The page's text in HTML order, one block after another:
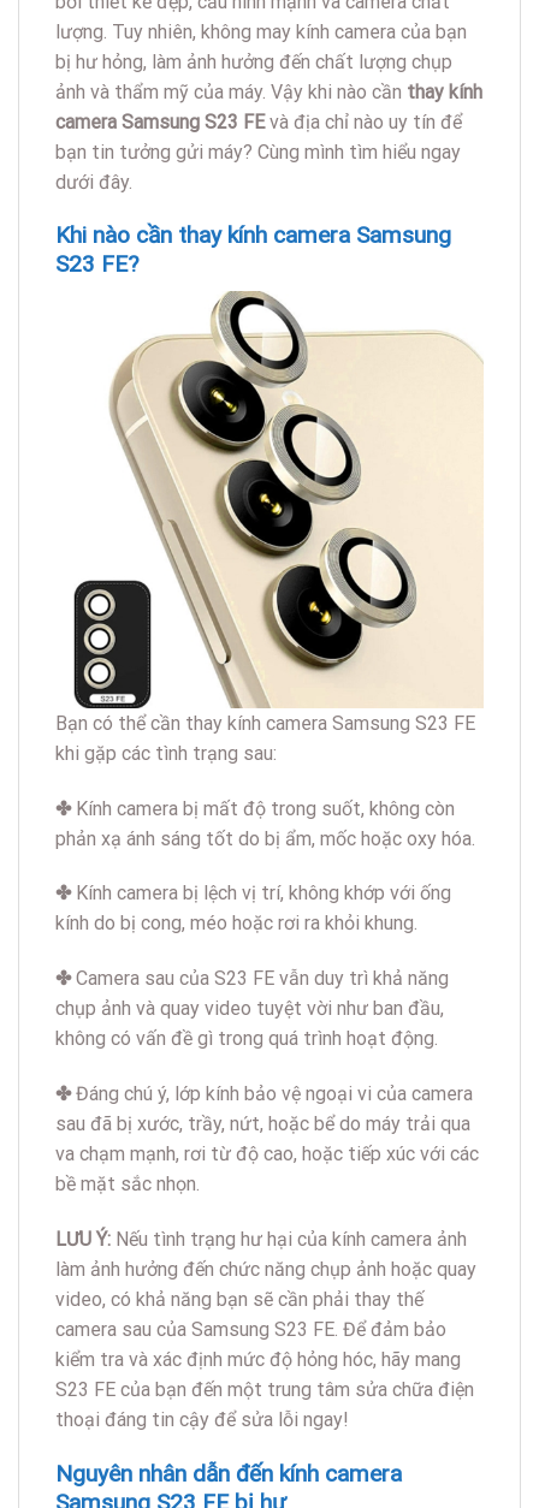
lượng. Tuy nhiên, không may kính camera của bạn
bị hư hỏng, làm ảnh hưởng đến chất lượng chụp
ảnh và thẩm mỹ của máy. Vậy khi nào cần thay kính
camera Samsung S23 FEvà địa chỉ nào uy tín để
bạn tin tưởng gửi máy? Cùng mình tìm hiểu ngay
dưới đây.
Khi nào cần thay kính camera Samsung
S23 FE?
Bạn có thể cần thay kính camera Samsung S23 FE
khi gặp các tình trạng sau:
✤Kính camera bị mất độ trong suốt, không còn
phản xạ ánh sáng tốt do bị ẩm, mốc hoặc oxy hóa.
✤Kính camera bị lệch vị trí, không khớp với ống
kính do bị cong, méo hoặc rơi ra khỏi khung.
✤Camera sau của S23 FE vẫn duy trì khả năng
chụp ảnh và quay video tuyệt vời như ban đầu,
không có vấn đề gì trong quá trình hoạt động.
✤Đáng chú ý, lớp kính bảo vệ ngoại vi của camera
sau đã bị xước, trầy, nứt, hoặc bể do máy trải qua
va chạm mạnh, rơi từ độ cao, hoặc tiếp xúc với các
bề mặt sắc nhọn.
LƯU Ý: Nếu tình trạng hư hại của kính camera ảnh
làm ảnh hưởng đến chức năng chụp ảnh hoặc quay
video, có khả năng bạn sẽ cần phải thay thế
camera sau của Samsung S23 FE. Để đảm bảo
kiểm tra và xác định mức độ hỏng hóc, hãy mang
S23 FE của bạn đến một trung tâm sửa chữa điện
thoại đáng tin cậy để sửa lỗi ngay!
Nguyên nhân dẫn đến kính camera
Samsung S23 FE bị hư